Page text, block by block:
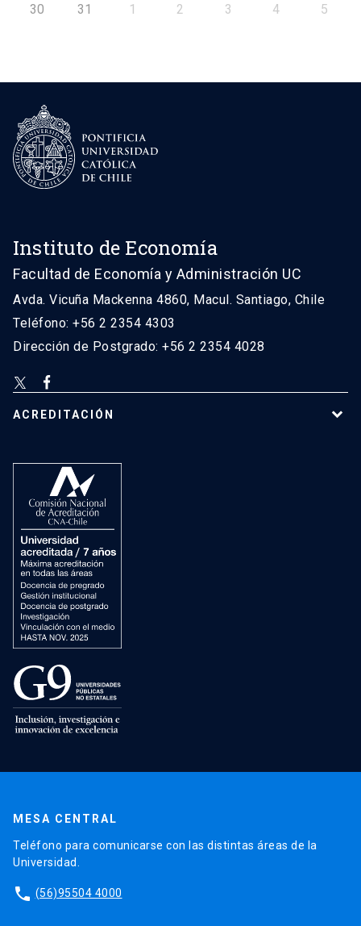
30 31 1 2 3 4 5
Instituto de Economía
Facultad de Economía y Administración UC
Avda. Vicuña Mackenna 4860, Macul. Santiago, Chile
Teléfono: +56 2 2354 4303
Dirección de Postgrado: +56 2 2354 4028
ACREDITACIÓN
MESA CENTRAL
Teléfono para comunicarse con las distintas áreas de la
Universidad.
phone (56)95504 4000